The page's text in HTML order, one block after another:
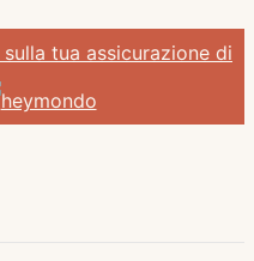
sulla tua assicurazione di